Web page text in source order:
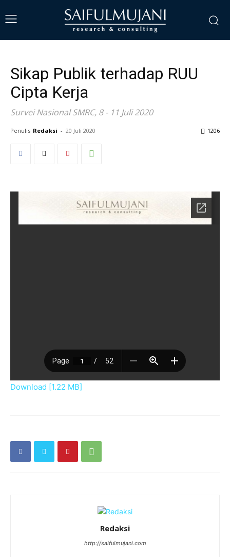
Sikap Publik terhadap RUU
Cipta Kerja
Survei Nasional SMRC, 8 - 11 Juli 2020
Penulis Redaksi - 20 Juli 2020 1206
Download [1.22 MB]
Redaksi
http://saifulmujani.com